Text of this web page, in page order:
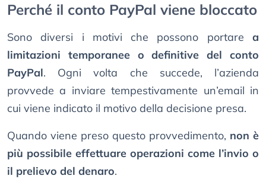
Perché il conto PayPal viene bloccato
Sono diversi i motivi che possono portare a
limitazioni temporanee o definitive del conto
PayPal. Ogni volta che succede, l’azienda
provvede a inviare tempestivamente un’email in
cui viene indicato il motivo della decisione presa.
Quando viene preso questo provvedimento, non è
più possibile effettuare operazioni come l’invio o
il prelievo del denaro.